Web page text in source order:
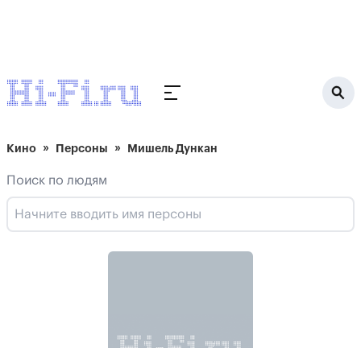
Кино Персоны Мишель Дункан
Поиск по людям